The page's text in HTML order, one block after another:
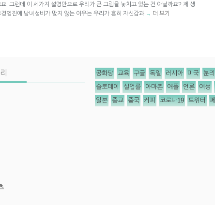
. 그런데 이 세가지 설명만으로 우리가 큰 그림을 놓치고 있는 건 아닐까요? 제 생
영진에 남녀성비가 맞지 않는 이유는 우리가 흔히 자신감과 → 더 보기
공화당 교육 구글 독일 러시아 미국 분
슬로데이 실업률 아마존 애플 언론 여성
일본 종교 중국 커피 코로나19 트위터